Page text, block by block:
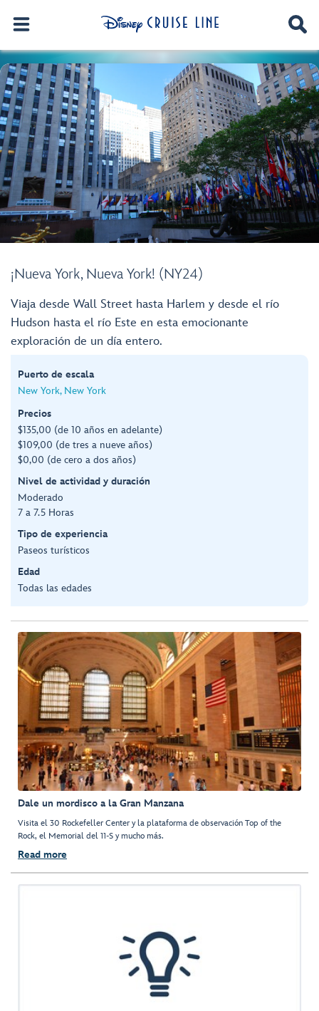
¡Nueva York, Nueva York! (NY24)
Viaja desde Wall Street hasta Harlem y desde el río
Hudson hasta el río Este en esta emocionante
exploración de un día entero.
Puerto de escala
New York, New York
Precios
$135,00 (de 10 años en adelante)
$109,00 (de tres a nueve años)
$0,00 (de cero a dos años)
Nivel de actividad y duración
Moderado
7 a 7.5 Horas
Tipo de experiencia
Paseos turísticos
Edad
Todas las edades
Dale un mordisco a la Gran Manzana
Visita el 30 Rockefeller Center y la plataforma de observación Top of the
Rock, el Memorial del 11-S y mucho más.
Read more